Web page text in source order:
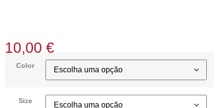
10,00 €
Color
Size